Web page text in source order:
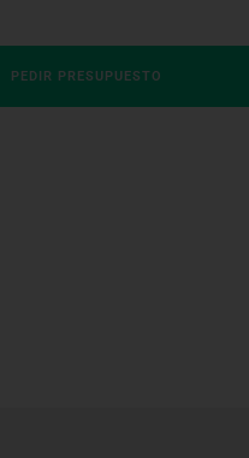
PEDIR PRESUPUESTO